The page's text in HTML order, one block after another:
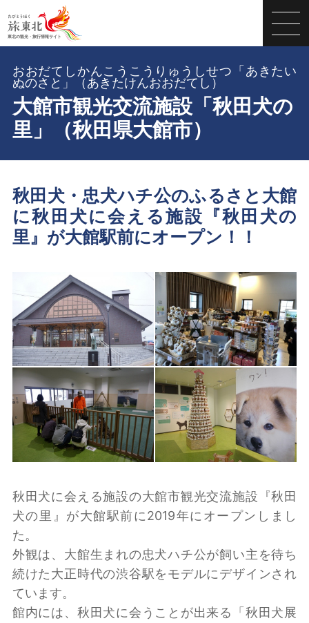
大館市観光交流施設「秋田犬の
里」（秋田県大館市）
おおだてしかんこうこうりゅうしせつ「あきたい
ぬのさと」（あきたけんおおだてし）
秋田犬・忠犬ハチ公のふるさと大館
に秋田犬に会える施設『秋田犬の
里』が大館駅前にオープン！！
秋田犬に会える施設の大館市観光交流施設『秋田
犬の里』が大館駅前に2019年にオープンしまし
た。
外観は、大館生まれの忠犬ハチ公が飼い主を待ち
続けた大正時代の渋谷駅をモデルにデザインされ
ています。
館内には、秋田犬に会うことが出来る「秋田犬展